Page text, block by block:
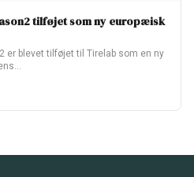
tilføjet som ny europæisk
er blevet tilføjet til Tirelab som en ny